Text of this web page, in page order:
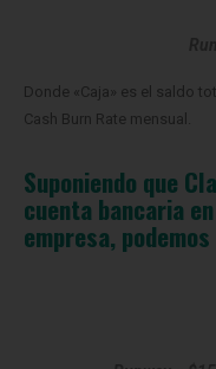
Donde «Caja» es el saldo
Cash Burn Rate mensual.
Suponiendo que
cuenta bancaria
empresa,